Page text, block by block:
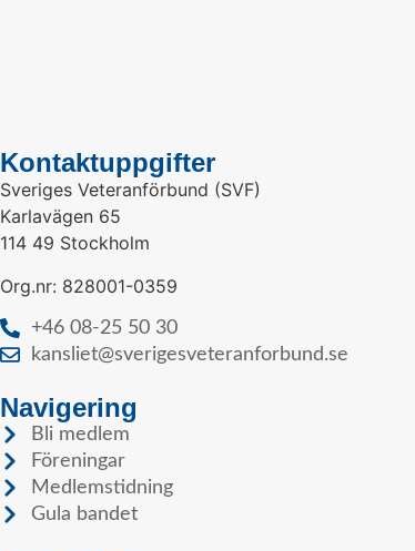
Kontaktuppgifter
Sveriges Veteranförbund (SVF)
Karlavägen 65
114 49 Stockholm
Org.nr: 828001-0359
+46 08-25 50 30
kansliet@sverigesveteranforbund.se
Navigering
Bli medlem
Föreningar
Medlemstidning
Gula bandet